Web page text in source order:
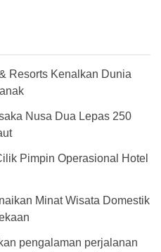
Resorts Kenalkan Dunia
Nusa Dua Lepas 250
Pimpin Operasional Hotel
Minat Wisata Domestik
pengalaman perjalanan